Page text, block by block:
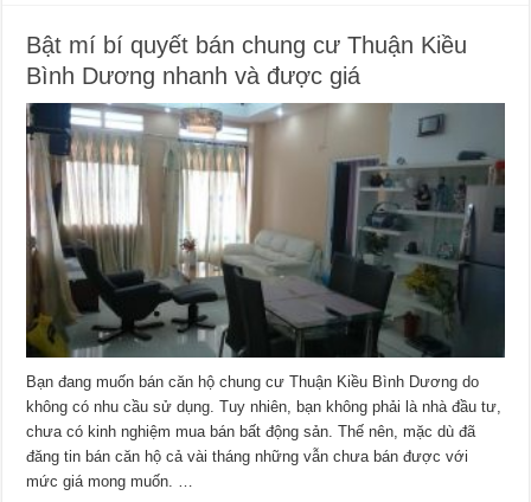
Bật mí bí quyết bán chung cư Thuận Kiều
Bình Dương nhanh và được giá
Bạn đang muốn bán căn hộ chung cư Thuận Kiều Bình Dương do
không có nhu cầu sử dụng. Tuy nhiên, bạn không phải là nhà đầu tư,
chưa có kinh nghiệm mua bán bất động sản. Thế nên, mặc dù đã
đăng tin bán căn hộ cả vài tháng những vẫn chưa bán được với
mức giá mong muốn. …